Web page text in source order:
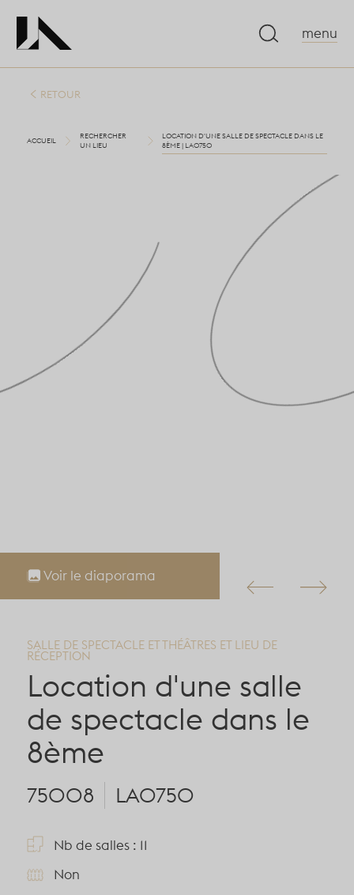
menu
Voir le diaporama
RETOUR
ACCUEIL
RECHERCHER
UN LIEU
LOCATION D'UNE SALLE DE SPECTACLE DANS LE
8ÈME | LA0750
SALLE DE SPECTACLE ET THÉÂTRES ET LIEU DE
RÉCEPTION
Location d'une salle
de spectacle dans le
8ème
75008 LA0750
Nb de salles : 11
Non